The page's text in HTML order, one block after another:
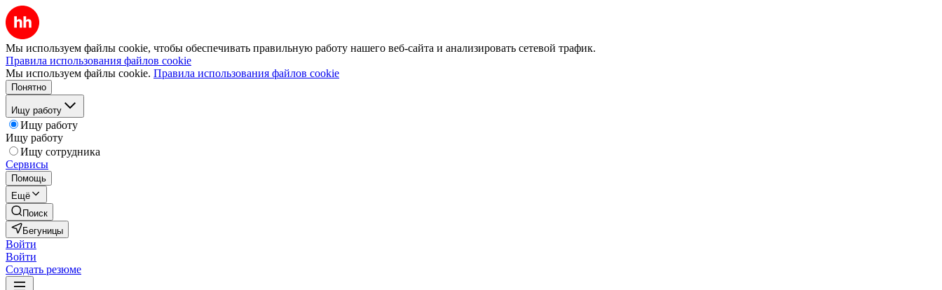
Мы используем файлы cookie, чтобы обеспечивать правильную работу нашего веб-сайта и анализировать сетевой трафик.
Правила использования файлов cookie
Мы используем файлы cookie. Правила использования файлов cookie
Понятно
Ищу работу
Ищу работу
Ищу работу
Ищу сотрудника
Сервисы
Помощь
Ещё
Поиск
Бегуницы
Войти
Войти
Создать резюме